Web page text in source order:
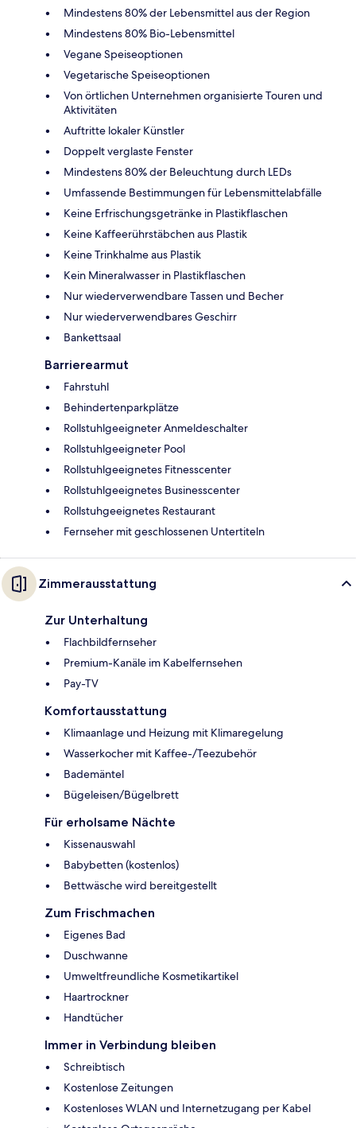
Mindestens 80% der Lebensmittel aus der Region
Mindestens 80% Bio-Lebensmittel
Vegane Speiseoptionen
Vegetarische Speiseoptionen
Von örtlichen Unternehmen organisierte Touren und
Aktivitäten
Auftritte lokaler Künstler
Doppelt verglaste Fenster
Mindestens 80% der Beleuchtung durch LEDs
Umfassende Bestimmungen für Lebensmittelabfälle
Keine Erfrischungsgetränke in Plastikflaschen
Keine Kaffeerührstäbchen aus Plastik
Keine Trinkhalme aus Plastik
Kein Mineralwasser in Plastikflaschen
Nur wiederverwendbare Tassen und Becher
Nur wiederverwendbares Geschirr
Bankettsaal
Barrierearmut
Fahrstuhl
Behindertenparkplätze
Rollstuhlgeeigneter Anmeldeschalter
Rollstuhlgeeigneter Pool
Rollstuhlgeeignetes Fitnesscenter
Rollstuhlgeeignetes Businesscenter
Rollstuhgeeignetes Restaurant
Fernseher mit geschlossenen Untertiteln
Zimmerausstattung
Zur Unterhaltung
Flachbildfernseher
Premium-Kanäle im Kabelfernsehen
Pay-TV
Komfortausstattung
Klimaanlage und Heizung mit Klimaregelung
Wasserkocher mit Kaffee-/Teezubehör
Bademäntel
Bügeleisen/Bügelbrett
Für erholsame Nächte
Kissenauswahl
Babybetten (kostenlos)
Bettwäsche wird bereitgestellt
Zum Frischmachen
Eigenes Bad
Duschwanne
Umweltfreundliche Kosmetikartikel
Haartrockner
Handtücher
Immer in Verbindung bleiben
Schreibtisch
Kostenlose Zeitungen
Kostenloses WLAN und Internetzugang per Kabel